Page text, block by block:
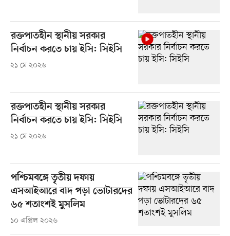
রক্তপাতহীন স্থানীয় সরকার
নির্বাচন করতে চায় ইসি: সিইসি
২১ মে ২০২৬
রক্তপাতহীন স্থানীয় সরকার
নির্বাচন করতে চায় ইসি: সিইসি
২১ মে ২০২৬
পশ্চিমবঙ্গে তৃতীয় দফায়
এসআইআরে বাদ পড়া ভোটারদের
৬৫ শতাংশই মুসলিম
১০ এপ্রিল ২০২৬